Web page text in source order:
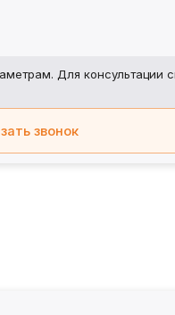
Для консультации
звонок